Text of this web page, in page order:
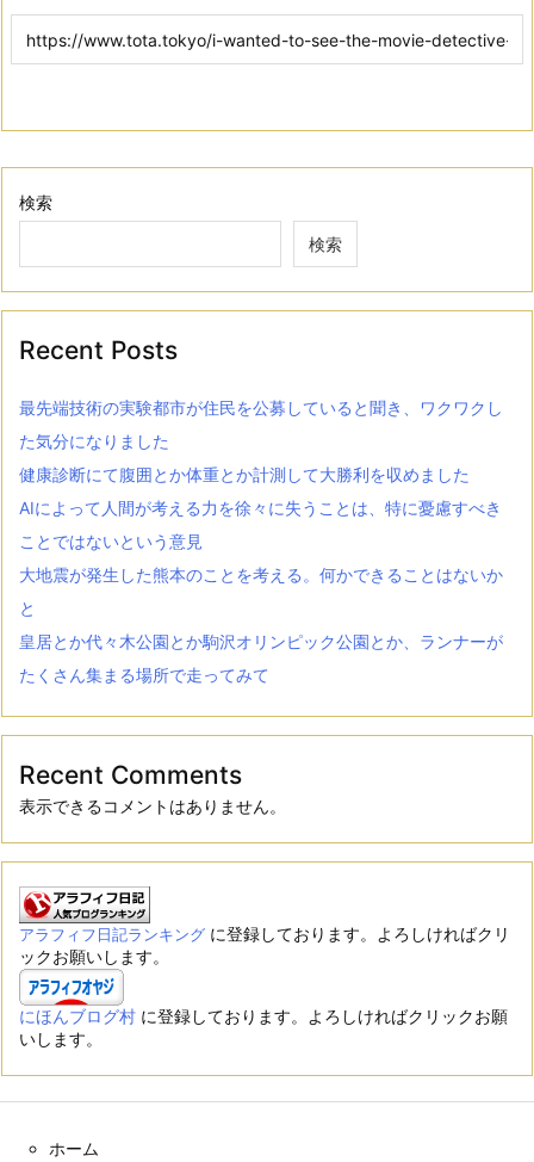
検索
検索
Recent Posts
最先端技術の実験都市が住民を公募していると聞き、ワクワクし
た気分になりました
健康診断にて腹囲とか体重とか計測して大勝利を収めました
AIによって人間が考える力を徐々に失うことは、特に憂慮すべき
ことではないという意見
大地震が発生した熊本のことを考える。何かできることはないか
と
皇居とか代々木公園とか駒沢オリンピック公園とか、ランナーが
たくさん集まる場所で走ってみて
Recent Comments
表示できるコメントはありません。
アラフィフ日記ランキング に登録しております。よろしければクリ
ックお願いします。
にほんブログ村 に登録しております。よろしければクリックお願
いします。
ホーム